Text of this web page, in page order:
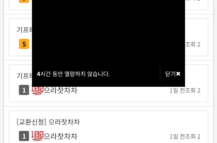
4시간 동안 열람하지 않습니다. 닫기
4시간 동안 열람하지 않습니다. 닫기
기프티콘 교환신청
5 조회 2
기프티콘 교환신청
1 으라찻차차 1일 전조회 2
[교환신청] 으라찻차차
1 으라찻차차 1일 전조회 2